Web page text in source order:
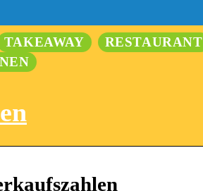
TAKEAWAY
RESTAURANT